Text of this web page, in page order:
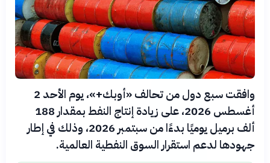
وافقت سبع دول من تحالف «أوبك+»، يوم الأحد 2
أغسطس 2026، على زيادة إنتاج النفط بمقدار 188
ألف برميل يوميًا بدءًا من سبتمبر 2026، وذلك في إطار
جهودها لدعم استقرار السوق النفطية العالمية.